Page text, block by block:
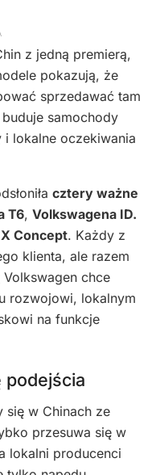
z jedną premierą,
pokazują, że
sprzedawać tam
samochody
lokalne oczekiwania
cztery ważne
T6, Volkswagena ID.
Concept. Każdy z
klienta, ale razem
Volkswagen chce
rozwojowi, lokalnym
na funkcje
podejścia
się w Chinach ze
przesuwa się w
lokalni producenci